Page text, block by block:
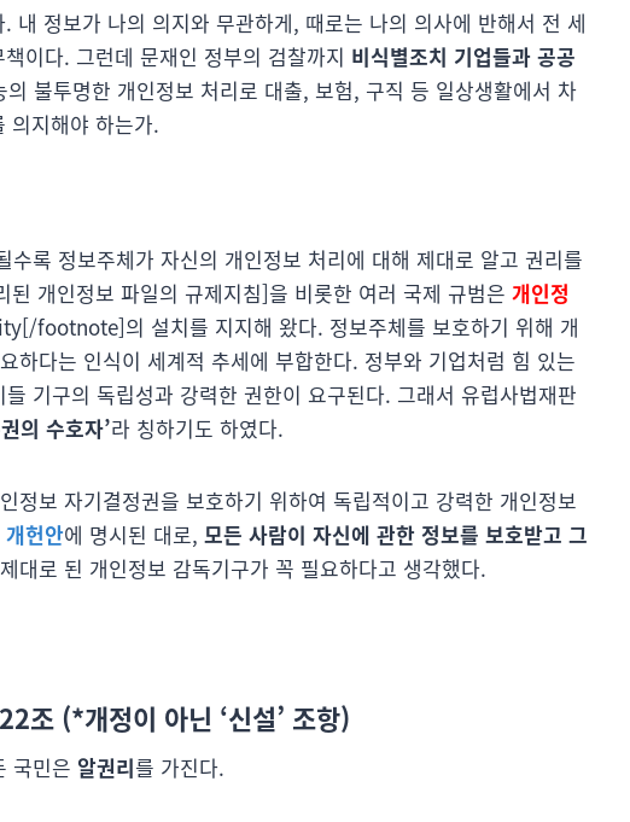
내 정보가 나의 의지와 무관하게, 때로는 나의 의사에 반해서 전 세
이다. 그런데 문재인 정부의 검찰까지 비식별조치 기업들과 공공
의 불투명한 개인정보 처리로 대출, 보험, 구직 등 일상생활에서 차
의지해야 하는가.
록 정보주체가 자신의 개인정보 처리에 대해 제대로 알고 권리를
개인정보 파일의 규제지침]을 비롯한 여러 국제 규범은 개인정
의 설치를 지지해 왔다. 정보주체를 보호하기 위해 개
하다는 인식이 세계적 추세에 부합한다. 정부와 기업처럼 힘 있는
기구의 독립성과 강력한 권한이 요구된다. 그래서 유럽사법재판
의 수호자’라 칭하기도 하였다.
정보 자기결정권을 보호하기 위하여 독립적이고 강력한 개인정보
헌안에 명시된 대로, 모든 사람이 자신에 관한 정보를 보호받고 그
대로 된 개인정보 감독기구가 꼭 필요하다고 생각했다.
조 (*개정이 아닌 ‘신설’ 조항)
국민은 알권리를 가진다.